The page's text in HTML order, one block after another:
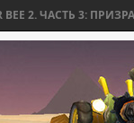
2. ЧАСТЬ 3: